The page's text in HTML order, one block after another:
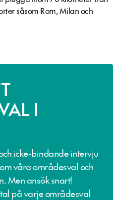
såsom Rom, Milan och
I
icke-bindande intervju
våra områdesval och
Men ansök snart!
på varje områdesval